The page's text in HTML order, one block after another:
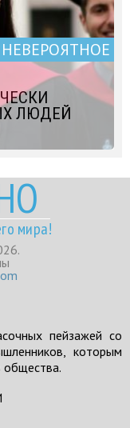
НЕВЕРОЯТНОЕ
ЛЮДЕЙ
мира!
пейзажей со
которым
общества.